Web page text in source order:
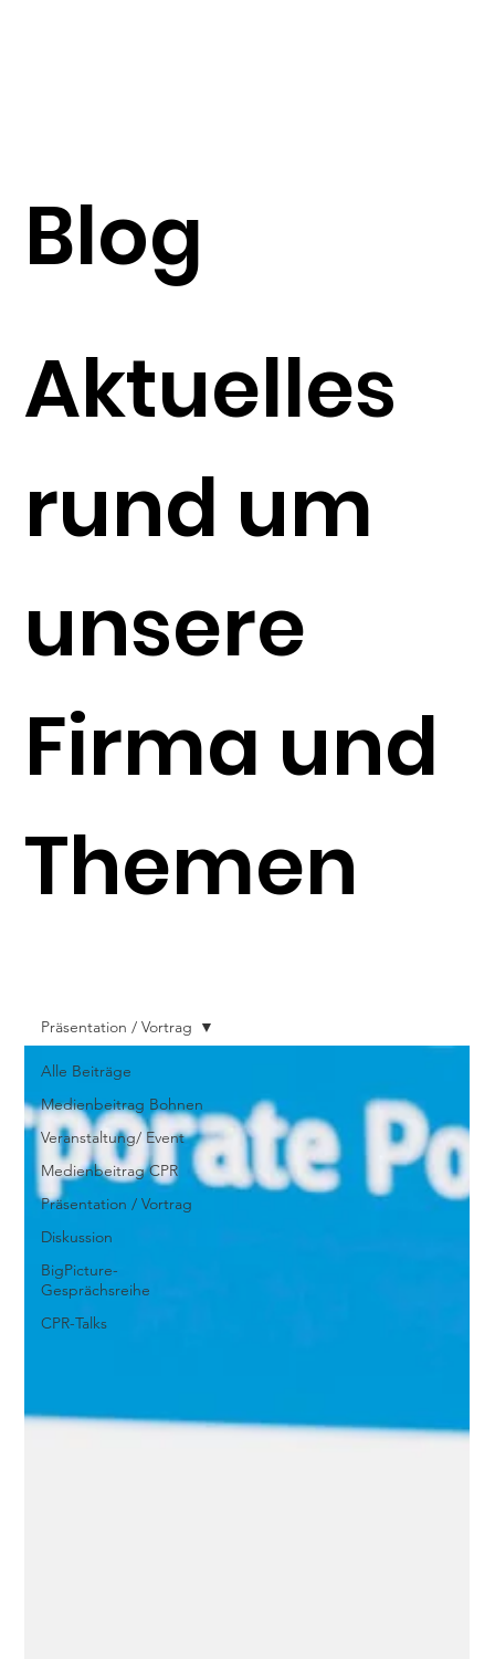
Blog
Aktuelles
rund um
unsere
Firma und
Themen
Alle Beiträge
Medienbeitrag Bohnen
Veranstaltung/ Event
Medienbeitrag CPR
Präsentation / Vortrag
Diskussion
BigPicture-
Gesprächsreihe
CPR-Talks
Präsentation / Vortrag